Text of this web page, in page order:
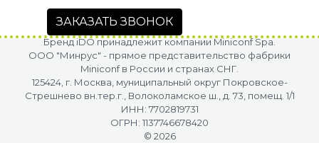
ЗАКАЗАТЬ ЗВОНОК
Бренд iDO принадлежит компании Miniconf Spa.
OOO "Минрус" - прямое представительство фабрики
Miniconf в России и странах СНГ.
125424, г. Москва, муниципальный округ Покровское-
Стрешнево вн.тер.г., Волоколамское ш., д. 73, помещ. 1/1
ИНН: 7702819731
ОГРН: 1137746678420
© 2026